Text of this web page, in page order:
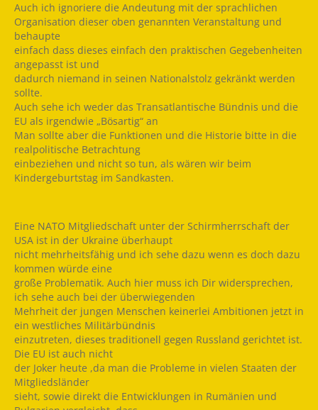
Auch ich ignoriere die Andeutung mit der sprachlichen
Organisation dieser oben genannten Veranstaltung und
behaupte
einfach dass dieses einfach den praktischen Gegebenheiten
angepasst ist und
dadurch niemand in seinen Nationalstolz gekränkt werden
sollte.
Auch sehe ich weder das Transatlantische Bündnis und die
EU als irgendwie „Bösartig“ an
Man sollte aber die Funktionen und die Historie bitte in die
realpolitische Betrachtung
einbeziehen und nicht so tun, als wären wir beim
Kindergeburtstag im Sandkasten.
Eine NATO Mitgliedschaft unter der Schirmherrschaft der
USA ist in der Ukraine überhaupt
nicht mehrheitsfähig und ich sehe dazu wenn es doch dazu
kommen würde eine
große Problematik. Auch hier muss ich Dir widersprechen,
ich sehe auch bei der überwiegenden
Mehrheit der jungen Menschen keinerlei Ambitionen jetzt in
ein westliches Militärbündnis
einzutreten, dieses traditionell gegen Russland gerichtet ist.
Die EU ist auch nicht
der Joker heute ,da man die Probleme in vielen Staaten der
Mitgliedsländer
sieht, sowie direkt die Entwicklungen in Rumänien und